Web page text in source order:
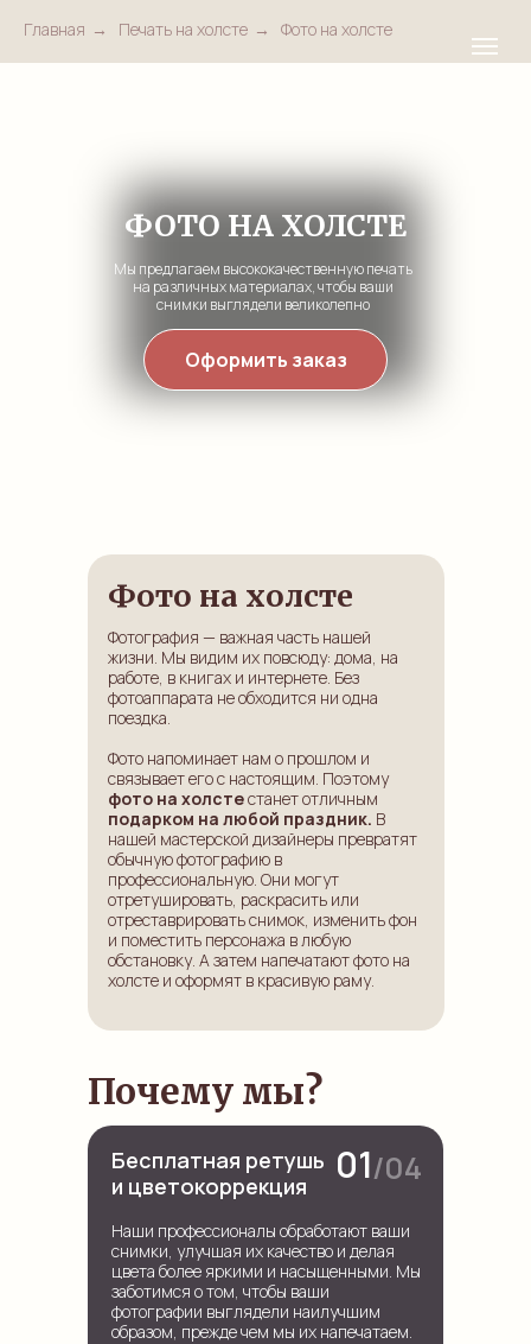
Главная → Печать на холсте → Фото на холсте
ФОТО НА ХОЛСТЕ
Мы предлагаем высококачественную печать
на различных материалах, чтобы ваши
снимки выглядели великолепно
Оформить заказ
Фото на холсте
Фотография — важная часть нашей
жизни. Мы видим их повсюду: дома, на
работе, в книгах и интернете. Без
фотоаппарата не обходится ни одна
поездка.
Фото напоминает нам о прошлом и
связывает его с настоящим. Поэтому
фото на холстестанет отличным
подарком на любой праздник. В
нашей мастерской дизайнеры превратят
обычную фотографию в
профессиональную. Они могут
отретушировать, раскрасить или
отреставрировать снимок, изменить фон
и поместить персонажа в любую
обстановку. А затем напечатают фото на
холсте и оформят в красивую раму.
Бесплатная ретушь
и цветокоррекция
Наши профессионалы обработают ваши
снимки, улучшая их качество и делая
цвета более яркими и насыщенными. Мы
заботимся о том, чтобы ваши
фотографии выглядели наилучшим
образом, прежде чем мы их напечатаем.
Почему мы?
/04
01